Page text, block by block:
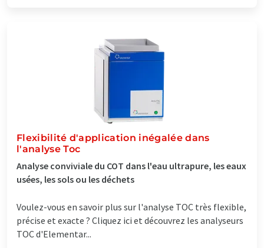
Flexibilité d'application inégalée dans
l'analyse Toc
Analyse conviviale du COT dans l'eau ultrapure, les eaux
usées, les sols ou les déchets
Voulez-vous en savoir plus sur l'analyse TOC très flexible,
précise et exacte ? Cliquez ici et découvrez les analyseurs
TOC d'Elementar...